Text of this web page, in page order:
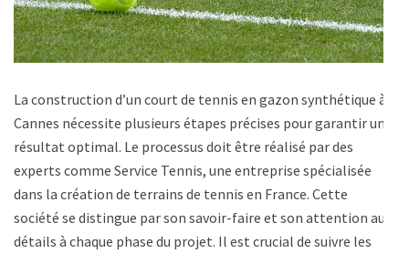
La construction d’un court de tennis en gazon synthétique à
Cannes nécessite plusieurs étapes précises pour garantir un
résultat optimal. Le processus doit être réalisé par des
experts comme Service Tennis, une entreprise spécialisée
dans la création de terrains de tennis en France. Cette
société se distingue par son savoir-faire et son attention aux
détails à chaque phase du projet. Il est crucial de suivre les